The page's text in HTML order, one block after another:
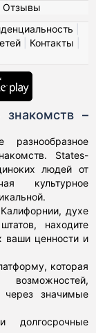
Отзывы
| Контакты
знакомств –
States-
людей от
культурное
духе
находите
ваши ценности и
которая
через значимые
долгосрочные